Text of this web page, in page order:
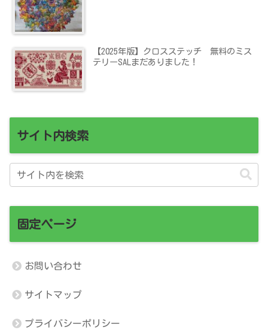
【2025年版】クロスステッチ 無料のミス
テリーSALまだありました！
サイト内検索
固定ページ
お問い合わせ
サイトマップ
プライバシーポリシー